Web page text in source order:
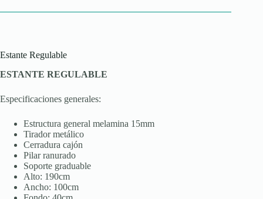
Estante Regulable
ESTANTE REGULABLE
Especificaciones generales:
Estructura general melamina 15mm
Tirador metálico
Cerradura cajón
Pilar ranurado
Soporte graduable
Alto: 190cm
Ancho: 100cm